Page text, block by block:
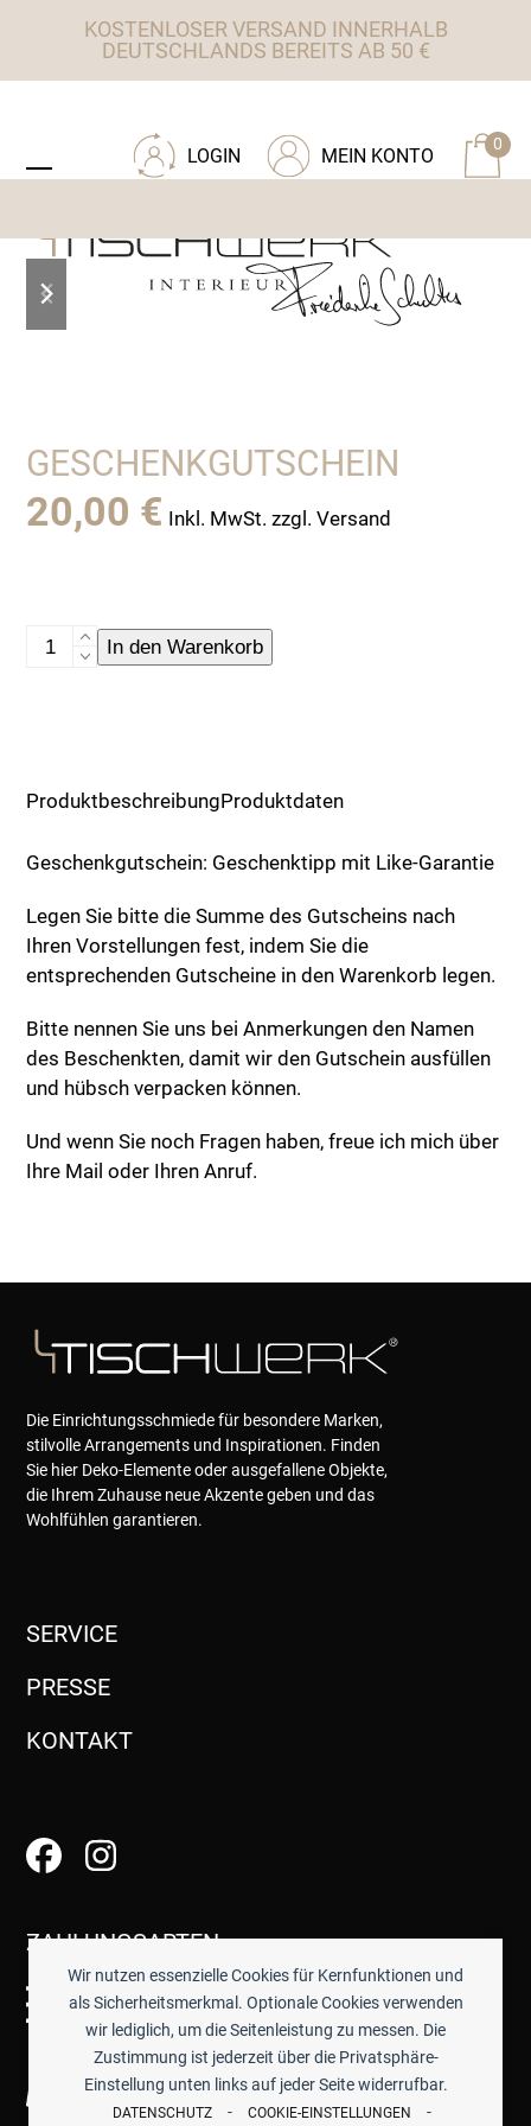
Wir nutzen essenzielle Cookies für Kernfunktionen und
als Sicherheitsmerkmal. Optionale Cookies verwenden
wir lediglich, um die Seitenleistung zu messen. Die
Zustimmung ist jederzeit über die Privatsphäre-
Einstellung unten links auf jeder Seite widerrufbar.
DATENSCHUTZ - COOKIE-EINSTELLUNGEN -
KOSTENLOSER VERSAND INNERHALB
DEUTSCHLANDS BEREITS AB 50 €
0
MEIN KONTO
LOGIN
mobile
mobile
slide
slide
GESCHENKGUTSCHEIN
20,00 € Inkl. MwSt. zzgl. Versand
Geschenkgutschein
In den Warenkorb
ProduktbeschreibungProduktdaten
Geschenkgutschein: Geschenktipp mit Like-Garantie
Legen Sie bitte die Summe des Gutscheins nach
Ihren Vorstellungen fest, indem Sie die
entsprechenden Gutscheine in den Warenkorb legen.
Bitte nennen Sie uns bei Anmerkungen den Namen
des Beschenkten, damit wir den Gutschein ausfüllen
und hübsch verpacken können.
Und wenn Sie noch Fragen haben, freue ich mich über
Ihre Mail oder Ihren Anruf.
Die Einrichtungsschmiede für besondere Marken,
stilvolle Arrangements und Inspirationen. Finden
Sie hier Deko-Elemente oder ausgefallene Objekte,
die Ihrem Zuhause neue Akzente geben und das
Wohlfühlen garantieren.
SERVICE
PRESSE
KONTAKT
ZAHLUNGSARTEN